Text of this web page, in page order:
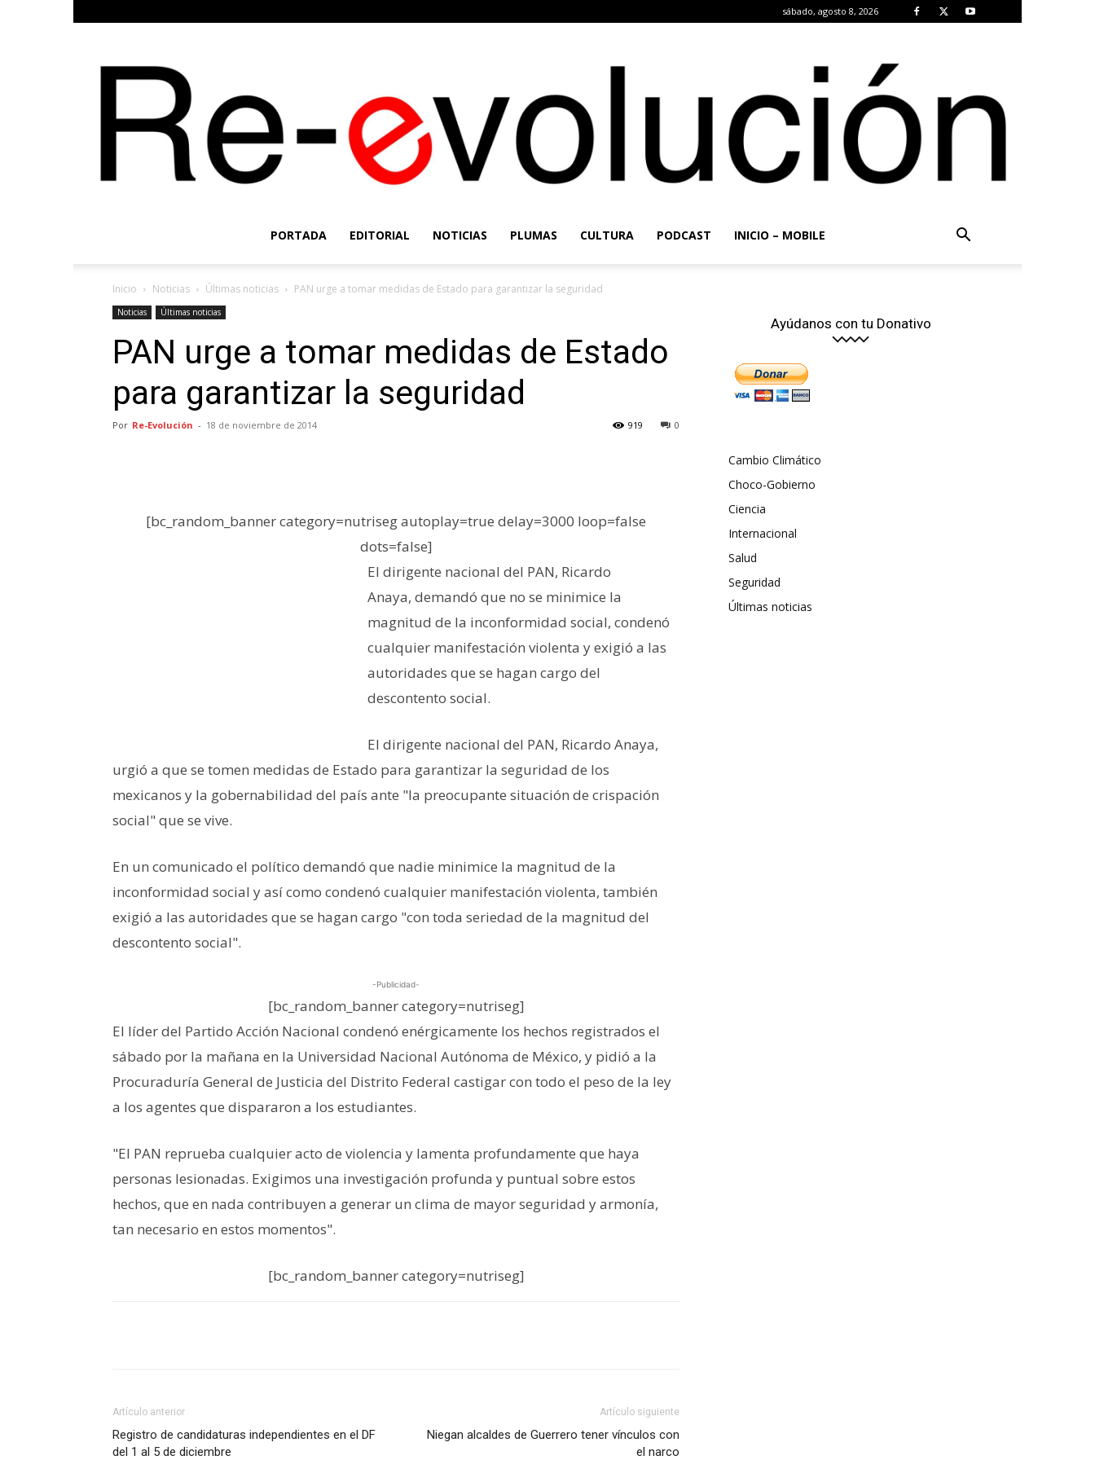
sábado, agosto 8, 2026
Evolución
PORTADA EDITORIAL NOTICIAS PLUMAS CULTURA PODCAST INICIO – MOBILE
Inicio Noticias Últimas noticias PAN urge a tomar medidas de Estado para garantizar la seguridad
Noticias Últimas noticias
PAN urge a tomar medidas de Estado
para garantizar la seguridad
Por Re-Evolución - 18 de noviembre de 2014 0
919
[bc_random_banner category=nutriseg autoplay=true delay=3000 loop=false
dots=false]
El dirigente nacional del PAN, Ricardo
Anaya, demandó que no se minimice la
magnitud de la inconformidad social, condenó
cualquier manifestación violenta y exigió a las
autoridades que se hagan cargo del
descontento social.
El dirigente nacional del PAN, Ricardo Anaya,
urgió a que se tomen medidas de Estado para garantizar la seguridad de los
mexicanos y la gobernabilidad del país ante "la preocupante situación de crispación
social" que se vive.
En un comunicado el político demandó que nadie minimice la magnitud de la
inconformidad social y así como condenó cualquier manifestación violenta, también
exigió a las autoridades que se hagan cargo "con toda seriedad de la magnitud del
descontento social".
-Publicidad-
[bc_random_banner category=nutriseg]
El líder del Partido Acción Nacional condenó enérgicamente los hechos registrados el
sábado por la mañana en la Universidad Nacional Autónoma de México, y pidió a la
Procuraduría General de Justicia del Distrito Federal castigar con todo el peso de la ley
a los agentes que dispararon a los estudiantes.
"El PAN reprueba cualquier acto de violencia y lamenta profundamente que haya
personas lesionadas. Exigimos una investigación profunda y puntual sobre estos
hechos, que en nada contribuyen a generar un clima de mayor seguridad y armonía,
tan necesario en estos momentos".
[bc_random_banner category=nutriseg]
Artículo anterior
Registro de candidaturas independientes en el DF
del 1 al 5 de diciembre
Artículo siguiente
Niegan alcaldes de Guerrero tener vínculos con
el narco
Ayúdanos con tu Donativo
Cambio Climático
Choco-Gobierno
Ciencia
Internacional
Salud
Seguridad
Últimas noticias